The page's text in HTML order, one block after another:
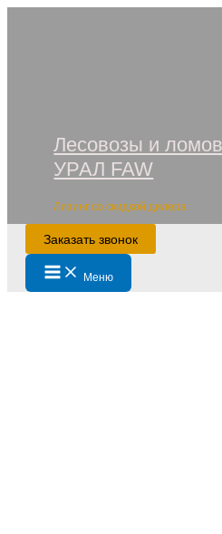
Лесовозы и
УРАЛ FAW
Лизинг со скидкой дилера
Заказать звонок
Main
Menu Меню